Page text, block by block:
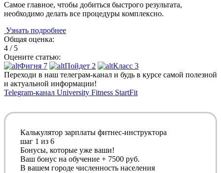
Самое главное, чтобы добиться быстрого результата,
необходимо делать все процедуры комплексно.
Узнать подробнее
Общая оценка:
4 / 5
Оцените статью:
Фигня 7 Пойдет 2 Класс 3
Переходи в наш телеграм-канал и будь в курсе самой полезной
и актуальной информации!
Telegram-канал University Fitness StartFit
Калькулятор зарплаты фитнес-инструктора
шаг 1 из 6
Бонусы, которые уже ваши!
Ваш бонус на обучение + 7500 руб.
В вашем городе численность населения